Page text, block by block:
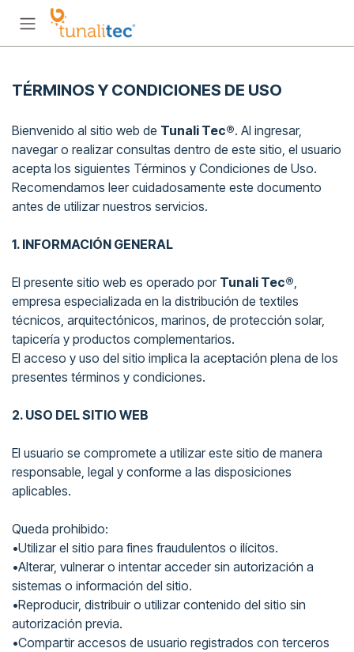
Ir al contenido
TÉRMINOS Y CONDICIONES DE USO
Bienvenido al sitio web de Tunali Tec®. Al ingresar,
navegar o realizar consultas dentro de este sitio, el usuario
acepta los siguientes Términos y Condiciones de Uso.
Recomendamos leer cuidadosamente este documento
antes de utilizar nuestros servicios.
1. INFORMACIÓN GENERAL
El presente sitio web es operado por Tunali Tec®
empresa especializada en la distribución de textiles
técnicos, arquitectónicos, marinos, de protección solar,
tapicería y productos complementarios.
El acceso y uso del sitio implica la aceptación plena de los
presentes términos y condiciones.
2. USO DEL SITIO WEB
El usuario se compromete a utilizar este sitio de manera
responsable, legal y conforme a las disposiciones
aplicables.
Queda prohibido:
•Utilizar el sitio para fines fraudulentos o ilícitos.
•Alterar, vulnerar o intentar acceder sin autorización a
sistemas o información del sitio.
•Reproducir, distribuir o utilizar contenido del sitio sin
autorización previa.
•Compartir accesos de usuario registrados con terceros